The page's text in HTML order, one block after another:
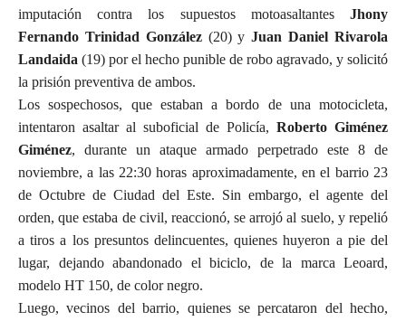
imputación contra los supuestos motoasaltantes Jhony
Fernando Trinidad González (20) yJuan Daniel Rivarola
Landaida (19) por el hecho punible de robo agravado, y solicitó
la prisión preventiva de ambos.
Los sospechosos, que estaban a bordo de una motocicleta,
intentaron asaltar al suboficial de Policía, Roberto Giménez
Giménez, durante un ataque armado perpetrado este 8 de
noviembre, a las 22:30 horas aproximadamente, en el barrio 23
de Octubre de Ciudad del Este. Sin embargo, el agente del
orden, que estaba de civil, reaccionó, se arrojó al suelo, y repelió
a tiros a los presuntos delincuentes, quienes huyeron a pie del
lugar, dejando abandonado el biciclo, de la marca Leoard,
modelo HT 150, de color negro.
Luego, vecinos del barrio, quienes se percataron del hecho,